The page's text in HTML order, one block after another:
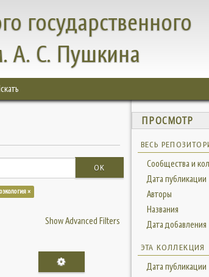
государственного
А. С. Пушкина
OK
×
Show Advanced Filters
ПРОСМОТР
ВЕСЬ
Сообщества и
Дата публикации
Авторы
Названия
Дата добавления
ЭТА КОЛЛЕКЦИЯ
Дата публикации